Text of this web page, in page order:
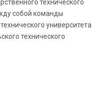
технического
собой команды
университета
технического